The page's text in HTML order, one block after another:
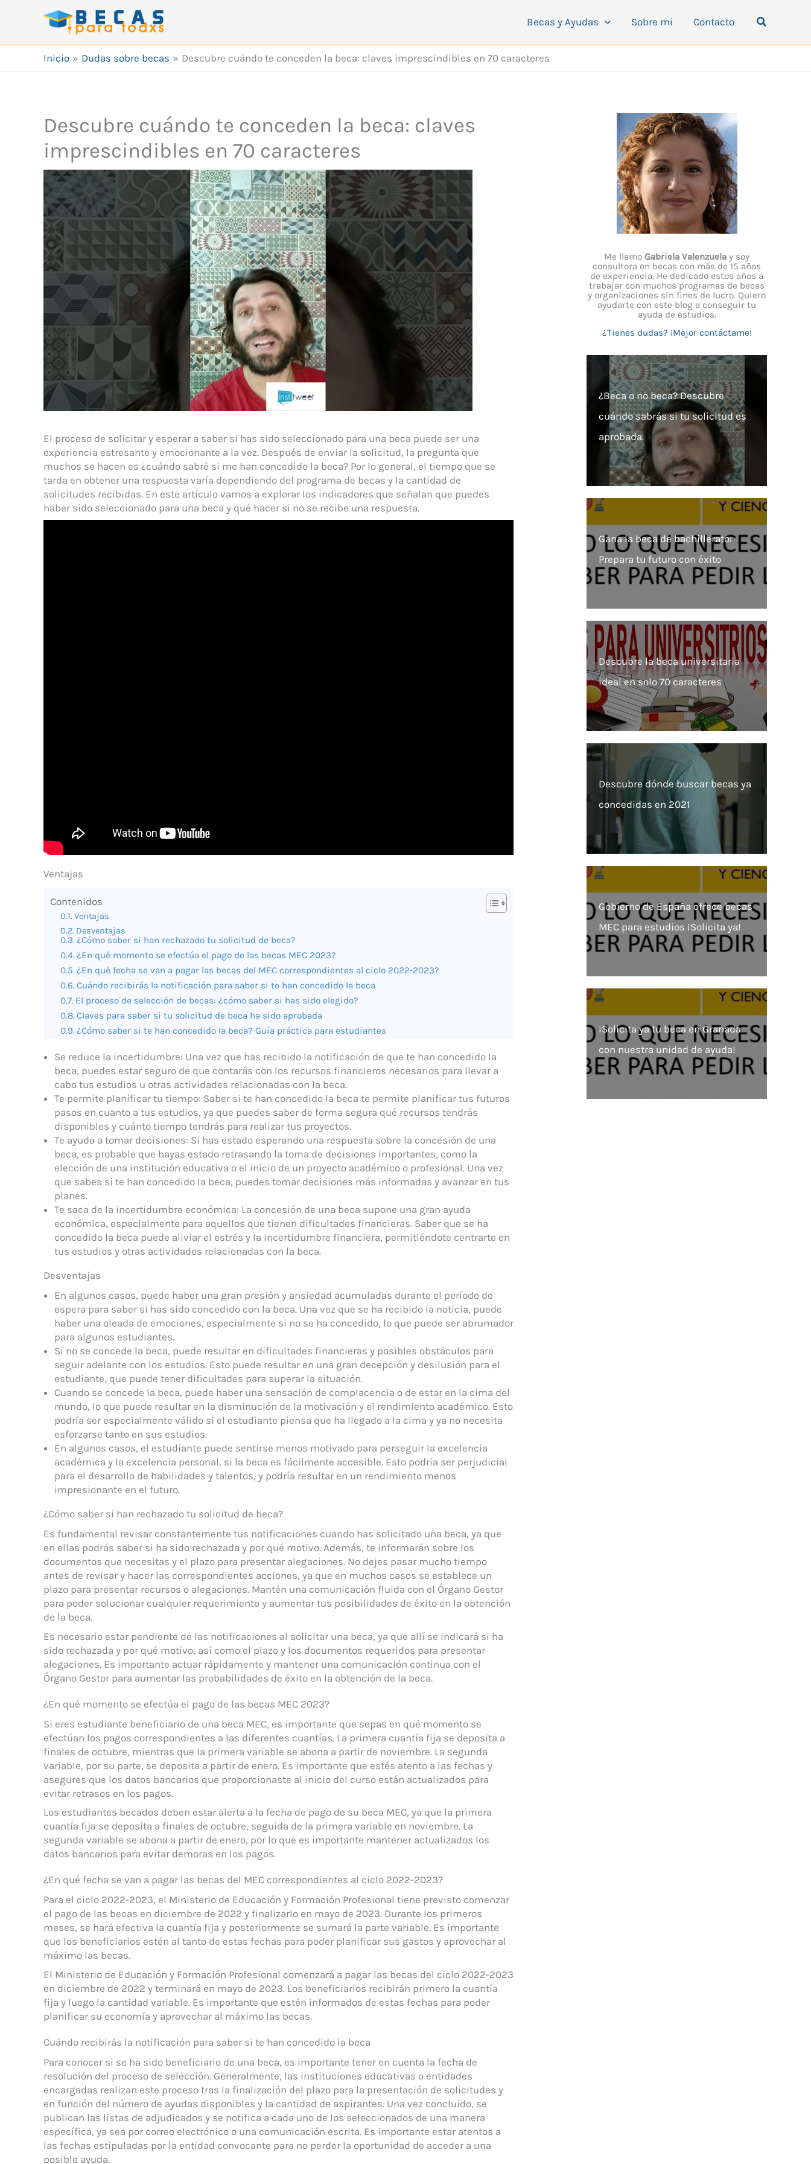
Becas y Ayudas Sobre mi Contacto Buscar
Inicio Dudas sobre becas Descubre cuándo te conceden la beca: claves imprescindibles en 70 caracteres
Descubre cuándo te conceden la beca: claves
imprescindibles en 70 caracteres
El proceso de solicitar y esperar a saber si has sido seleccionado para una beca puede ser una
experiencia estresante y emocionante a la vez. Después de enviar la solicitud, la pregunta que
muchos se hacen es ¿cuándo sabré si me han concedido la beca? Por lo general, el tiempo que se
tarda en obtener una respuesta varía dependiendo del programa de becas y la cantidad de
solicitudes recibidas. En este artículo vamos a explorar los indicadores que señalan que puedes
haber sido seleccionado para una beca y qué hacer si no se recibe una respuesta.
Ventajas
Contenidos
Ventajas
Desventajas
¿Cómo saber si han rechazado tu solicitud de beca?
¿En qué momento se efectúa el pago de las becas MEC 2023?
¿En qué fecha se van a pagar las becas del MEC correspondientes al ciclo 2022-2023?
Cuándo recibirás la notificación para saber si te han concedido la beca
El proceso de selección de becas: ¿cómo saber si has sido elegido?
Claves para saber si tu solicitud de beca ha sido aprobada
¿Cómo saber si te han concedido la beca? Guía práctica para estudiantes
Se reduce la incertidumbre: Una vez que has recibido la notificación de que te han concedido la
beca, puedes estar seguro de que contarás con los recursos financieros necesarios para llevar a
cabo tus estudios u otras actividades relacionadas con la beca.
Te permite planificar tu tiempo: Saber si te han concedido la beca te permite planificar tus futuros
pasos en cuanto a tus estudios, ya que puedes saber de forma segura qué recursos tendrás
disponibles y cuánto tiempo tendrás para realizar tus proyectos.
Te ayuda a tomar decisiones: Si has estado esperando una respuesta sobre la concesión de una
beca, es probable que hayas estado retrasando la toma de decisiones importantes, como la
elección de una institución educativa o el inicio de un proyecto académico o profesional. Una vez
que sabes si te han concedido la beca, puedes tomar decisiones más informadas y avanzar en tus
planes.
Te saca de la incertidumbre económica: La concesión de una beca supone una gran ayuda
económica, especialmente para aquellos que tienen dificultades financieras. Saber que se ha
concedido la beca puede aliviar el estrés y la incertidumbre financiera, permitiéndote centrarte en
tus estudios y otras actividades relacionadas con la beca.
Desventajas
En algunos casos, puede haber una gran presión y ansiedad acumuladas durante el período de
espera para saber si has sido concedido con la beca. Una vez que se ha recibido la noticia, puede
haber una oleada de emociones, especialmente si no se ha concedido, lo que puede ser abrumador
para algunos estudiantes.
Si no se concede la beca, puede resultar en dificultades financieras y posibles obstáculos para
seguir adelante con los estudios. Esto puede resultar en una gran decepción y desilusión para el
estudiante, que puede tener dificultades para superar la situación.
Cuando se concede la beca, puede haber una sensación de complacencia o de estar en la cima del
mundo, lo que puede resultar en la disminución de la motivación y el rendimiento académico. Esto
podría ser especialmente válido si el estudiante piensa que ha llegado a la cima y ya no necesita
esforzarse tanto en sus estudios.
En algunos casos, el estudiante puede sentirse menos motivado para perseguir la excelencia
académica y la excelencia personal, si la beca es fácilmente accesible. Esto podría ser perjudicial
para el desarrollo de habilidades y talentos, y podría resultar en un rendimiento menos
impresionante en el futuro.
¿Cómo saber si han rechazado tu solicitud de beca?
Es fundamental revisar constantemente tus notificaciones cuando has solicitado una beca, ya que
en ellas podrás saber si ha sido rechazada y por qué motivo. Además, te informarán sobre los
documentos que necesitas y el plazo para presentar alegaciones. No dejes pasar mucho tiempo
antes de revisar y hacer las correspondientes acciones, ya que en muchos casos se establece un
plazo para presentar recursos o alegaciones. Mantén una comunicación fluida con el Órgano Gestor
para poder solucionar cualquier requerimiento y aumentar tus posibilidades de éxito en la obtención
de la beca.
Es necesario estar pendiente de las notificaciones al solicitar una beca, ya que allí se indicará si ha
sido rechazada y por qué motivo, así como el plazo y los documentos requeridos para presentar
alegaciones. Es importante actuar rápidamente y mantener una comunicación continua con el
Órgano Gestor para aumentar las probabilidades de éxito en la obtención de la beca.
¿En qué momento se efectúa el pago de las becas MEC 2023?
Si eres estudiante beneficiario de una beca MEC, es importante que sepas en qué momento se
efectúan los pagos correspondientes a las diferentes cuantías. La primera cuantía fija se deposita a
finales de octubre, mientras que la primera variable se abona a partir de noviembre. La segunda
variable, por su parte, se deposita a partir de enero. Es importante que estés atento a las fechas y
asegures que los datos bancarios que proporcionaste al inicio del curso están actualizados para
evitar retrasos en los pagos.
Los estudiantes becados deben estar alerta a la fecha de pago de su beca MEC, ya que la primera
cuantía fija se deposita a finales de octubre, seguida de la primera variable en noviembre. La
segunda variable se abona a partir de enero, por lo que es importante mantener actualizados los
datos bancarios para evitar demoras en los pagos.
¿En qué fecha se van a pagar las becas del MEC correspondientes al ciclo 2022-2023?
Para el ciclo 2022-2023, el Ministerio de Educación y Formación Profesional tiene previsto comenzar
el pago de las becas en diciembre de 2022 y finalizarlo en mayo de 2023. Durante los primeros
meses, se hará efectiva la cuantía fija y posteriormente se sumará la parte variable. Es importante
que los beneficiarios estén al tanto de estas fechas para poder planificar sus gastos y aprovechar al
máximo las becas.
El Ministerio de Educación y Formación Profesional comenzará a pagar las becas del ciclo 2022-2023
en diciembre de 2022 y terminará en mayo de 2023. Los beneficiarios recibirán primero la cuantía
fija y luego la cantidad variable. Es importante que estén informados de estas fechas para poder
planificar su economía y aprovechar al máximo las becas.
Cuándo recibirás la notificación para saber si te han concedido la beca
Para conocer si se ha sido beneficiario de una beca, es importante tener en cuenta la fecha de
resolución del proceso de selección. Generalmente, las instituciones educativas o entidades
encargadas realizan este proceso tras la finalización del plazo para la presentación de solicitudes y
en función del número de ayudas disponibles y la cantidad de aspirantes. Una vez concluido, se
publican las listas de adjudicados y se notifica a cada uno de los seleccionados de una manera
específica, ya sea por correo electrónico o una comunicación escrita. Es importante estar atentos a
las fechas estipuladas por la entidad convocante para no perder la oportunidad de acceder a una
posible ayuda.
Me llamo Gabriela Valenzuela y soy
consultora en becas con más de 15 años
de experiencia. He dedicado estos años a
trabajar con muchos programas de becas
y organizaciones sin fines de lucro. Quiero
ayudarte con este blog a conseguir tu
ayuda de estudios.
¿Tienes dudas? ¡Mejor contáctame!
¿Beca o no beca? Descubre
cuándo sabrás si tu solicitud es
aprobada.
Gana la beca de bachillerato:
Prepara tu futuro con éxito
Descubre la beca universitaria
ideal en solo 70 caracteres
Descubre dónde buscar becas ya
concedidas en 2021
Gobierno de España ofrece becas
MEC para estudios ¡Solicita ya!
¡Solicita ya tu beca en Granada
con nuestra unidad de ayuda!